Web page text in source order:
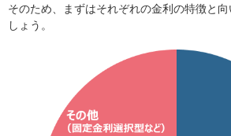
そのため、まずはそれぞれの金利の特徴と
しょう。